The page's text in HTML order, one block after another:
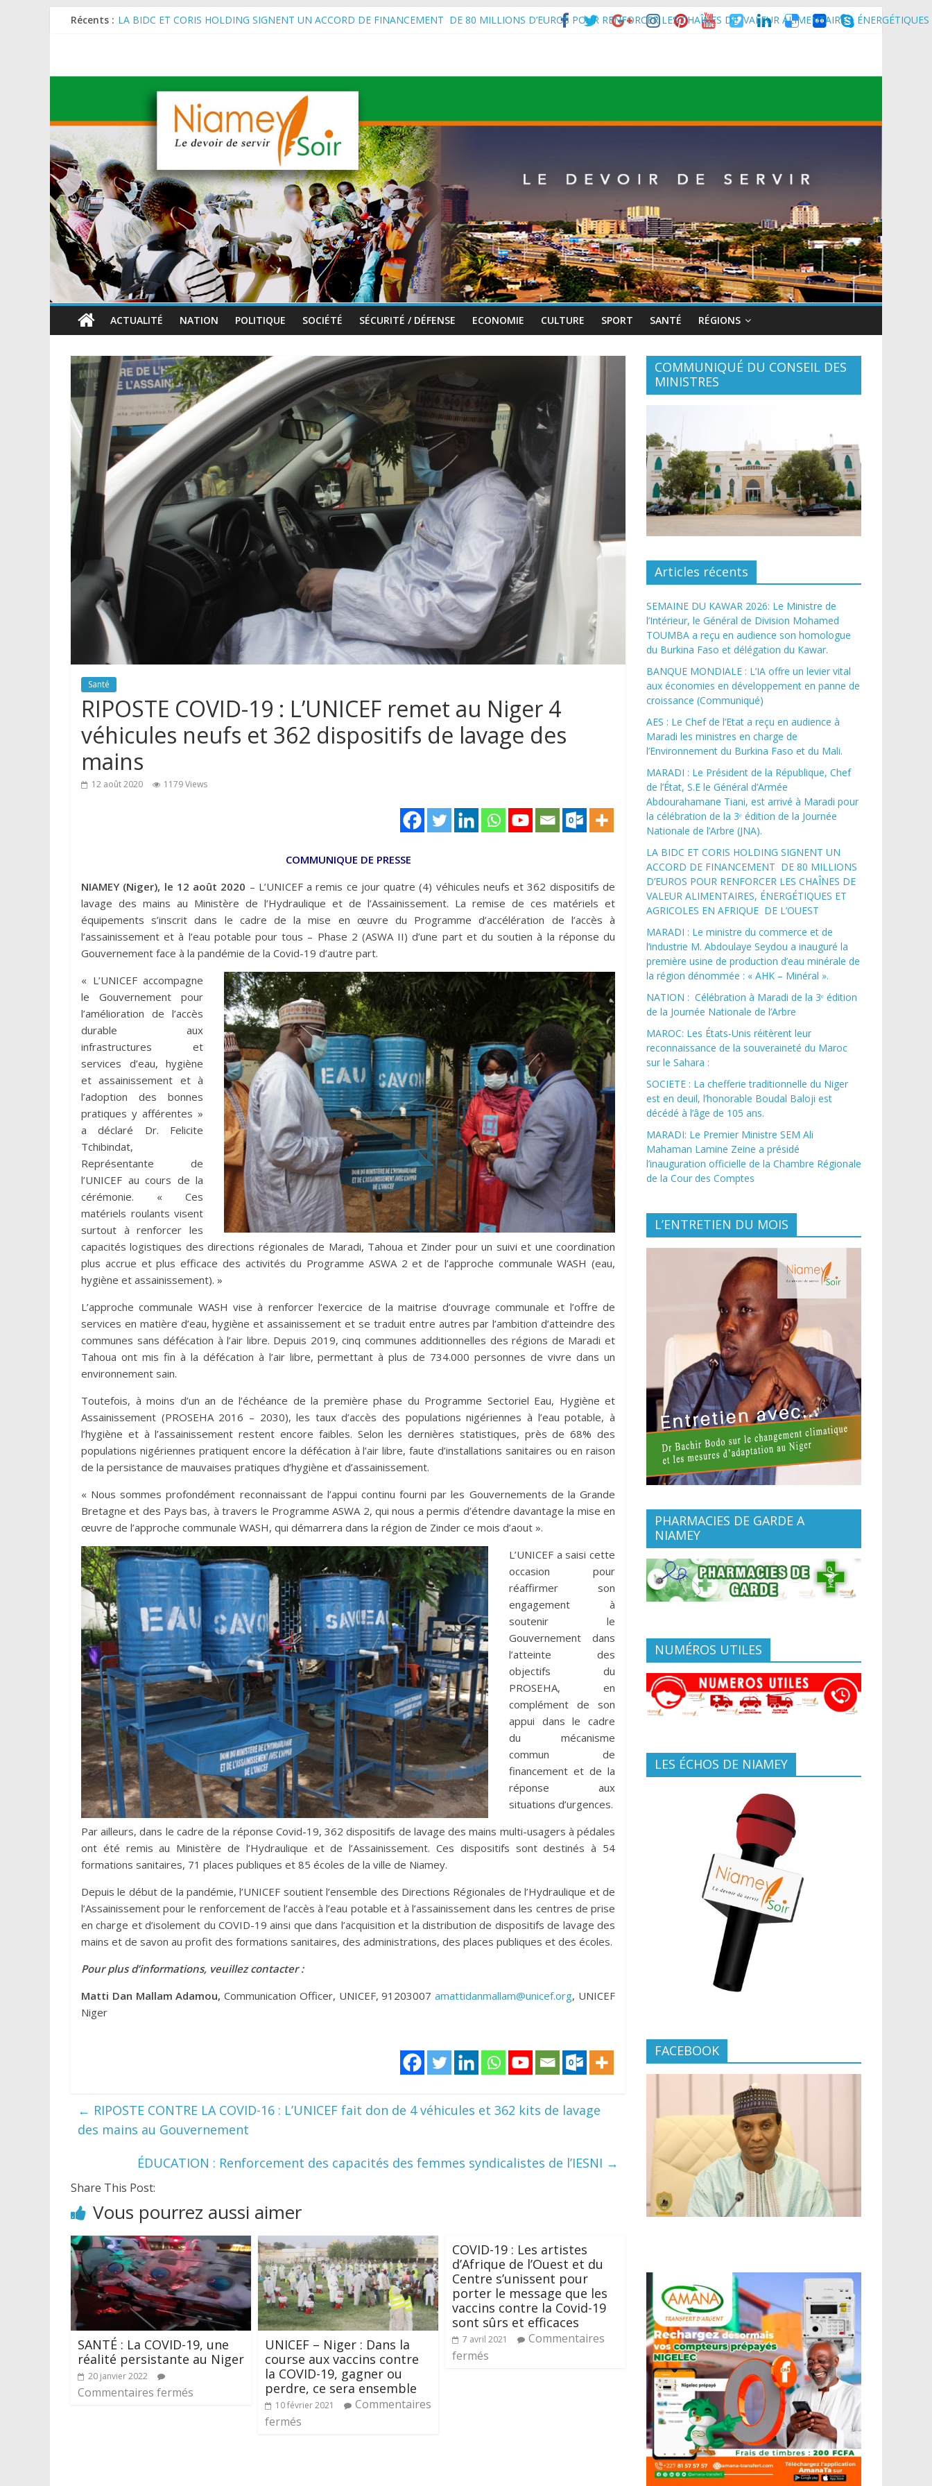
Récents : LA BIDC ET CORIS HOLDING SIGNENT UN ACCORD DE FINANCEMENT DE 80 MILLIONS D’EUROS POUR RENFORCER LES CHAÎNES DE VALEUR ALIMENTAIRES, ÉNERGÉTIQUES
AES : Le Chef de l’Etat a reçu en audience à Maradi les ministres en charge de l’Environnement du Burkina Faso et du Mali.
MARADI : Le Président de la République, Chef de l’État, S.E le Général d’Armée Abdourahamane Tiani, est arrivé à Maradi pour la célébration de la 3ᵉ édition de la Journée Nationale
de l’Arbre (JNA).
ACTUALITÉ NATION POLITIQUE SOCIÉTÉ SÉCURITÉ / DÉFENSE ECONOMIE CULTURE SPORT SANTÉ RÉGIONS
Santé
RIPOSTE COVID-19 : L’UNICEF remet au Niger 4
véhicules neufs et 362 dispositifs de lavage des
mains
12 août 2020 1179 Views
COMMUNIQUE DE PRESSE
NIAMEY (Niger), le 12 août 2020 – L’UNICEF a remis ce jour quatre (4) véhicules neufs et 362 dispositifs de
lavage des mains au Ministère de l’Hydraulique et de l’Assainissement. La remise de ces matériels et
équipements s’inscrit dans le cadre de la mise en œuvre du Programme d’accélération de l’accès à
l’assainissement et à l’eau potable pour tous – Phase 2 (ASWA II) d’une part et du soutien à la réponse du
Gouvernement face à la pandémie de la Covid-19 d’autre part.
« L’UNICEF accompagne
le Gouvernement pour
l’amélioration de l’accès
durable aux
infrastructures et
services d’eau, hygiène
et assainissement et à
l’adoption des bonnes
pratiques y afférentes »
a déclaré Dr. Felicite
Tchibindat,
Représentante de
l’UNICEF au cours de la
cérémonie. « Ces
matériels roulants visent
surtout à renforcer les
capacités logistiques des directions régionales de Maradi, Tahoua et Zinder pour un suivi et une coordination
plus accrue et plus efficace des activités du Programme ASWA 2 et de l’approche communale WASH (eau,
hygiène et assainissement). »
L’approche communale WASH vise à renforcer l’exercice de la maitrise d’ouvrage communale et l’offre de
services en matière d’eau, hygiène et assainissement et se traduit entre autres par l’ambition d’atteindre des
communes sans défécation à l’air libre. Depuis 2019, cinq communes additionnelles des régions de Maradi et
Tahoua ont mis fin à la défécation à l’air libre, permettant à plus de 734.000 personnes de vivre dans un
environnement sain.
Toutefois, à moins d’un an de l’échéance de la première phase du Programme Sectoriel Eau, Hygiène et
Assainissement (PROSEHA 2016 – 2030), les taux d’accès des populations nigériennes à l’eau potable, à
l’hygiène et à l’assainissement restent encore faibles. Selon les dernières statistiques, près de 68% des
populations nigériennes pratiquent encore la défécation à l’air libre, faute d’installations sanitaires ou en raison
de la persistance de mauvaises pratiques d’hygiène et d’assainissement.
« Nous sommes profondément reconnaissant de l’appui continu fourni par les Gouvernements de la Grande
Bretagne et des Pays bas, à travers le Programme ASWA 2, qui nous a permis d’étendre davantage la mise en
œuvre de l’approche communale WASH, qui démarrera dans la région de Zinder ce mois d’aout ».
L’UNICEF a saisi cette
occasion pour
réaffirmer son
engagement à
soutenir le
Gouvernement dans
l’atteinte des
objectifs du
PROSEHA, en
complément de son
appui dans le cadre
du mécanisme
commun de
financement et de la
réponse aux
situations d’urgences.
Par ailleurs, dans le cadre de la réponse Covid-19, 362 dispositifs de lavage des mains multi-usagers à pédales
ont été remis au Ministère de l’Hydraulique et de l’Assainissement. Ces dispositifs sont destinés à 54
formations sanitaires, 71 places publiques et 85 écoles de la ville de Niamey.
Depuis le début de la pandémie, l’UNICEF soutient l’ensemble des Directions Régionales de l’Hydraulique et de
l’Assainissement pour le renforcement de l’accès à l’eau potable et à l’assainissement dans les centres de prise
en charge et d’isolement du COVID-19 ainsi que dans l’acquisition et la distribution de dispositifs de lavage des
mains et de savon au profit des formations sanitaires, des administrations, des places publiques et des écoles.
Pour plus d’informations, veuillez contacter :
Matti Dan Mallam Adamou,Communication Officer, UNICEF, 91203007amattidanmallam@unicef.org, UNICEF
Niger
← RIPOSTE CONTRE LA COVID-16 : L’UNICEF fait don de 4 véhicules et 362 kits de lavage
des mains au Gouvernement
ÉDUCATION : Renforcement des capacités des femmes syndicalistes de l’IESNI →
Share This Post:
Vous pourrez aussi aimer
SANTÉ : La COVID-19, une
réalité persistante au Niger
20 janvier 2022
Commentaires fermés
UNICEF – Niger : Dans la
course aux vaccins contre
la COVID-19, gagner ou
perdre, ce sera ensemble
10 février 2021
Commentaires
fermés
COVID-19 : Les artistes
d’Afrique de l’Ouest et du
Centre s’unissent pour
porter le message que les
vaccins contre la Covid-19
sont sûrs et efficaces
7 avril 2021
Commentaires
fermés
COMMUNIQUÉ DU CONSEIL DES
MINISTRES
Articles récents
SEMAINE DU KAWAR 2026: Le Ministre de
l’Intérieur, le Général de Division Mohamed
TOUMBA a reçu en audience son homologue
du Burkina Faso et délégation du Kawar.
BANQUE MONDIALE : L’IA offre un levier vital
aux économies en développement en panne de
croissance (Communiqué)
AES : Le Chef de l’Etat a reçu en audience à
Maradi les ministres en charge de
l’Environnement du Burkina Faso et du Mali.
MARADI : Le Président de la République, Chef
de l’État, S.E le Général d’Armée
Abdourahamane Tiani, est arrivé à Maradi pour
la célébration de la 3ᵉ édition de la Journée
Nationale de l’Arbre (JNA).
LA BIDC ET CORIS HOLDING SIGNENT UN
ACCORD DE FINANCEMENT DE 80 MILLIONS
D’EUROS POUR RENFORCER LES CHAÎNES DE
VALEUR ALIMENTAIRES, ÉNERGÉTIQUES ET
AGRICOLES EN AFRIQUE DE L’OUEST
MARADI : Le ministre du commerce et de
l’industrie M. Abdoulaye Seydou a inauguré la
première usine de production d’eau minérale de
la région dénommée : « AHK – Minéral ».
NATION : Célébration à Maradi de la 3ᵉ édition
de la Journée Nationale de l’Arbre
MAROC: Les États-Unis réitèrent leur
reconnaissance de la souveraineté du Maroc
sur le Sahara :
SOCIETE : La chefferie traditionnelle du Niger
est en deuil, l’honorable Boudal Baloji est
décédé à l’âge de 105 ans.
MARADI: Le Premier Ministre SEM Ali
Mahaman Lamine Zeine a présidé
l’inauguration officielle de la Chambre Régionale
de la Cour des Comptes
L’ENTRETIEN DU MOIS
PHARMACIES DE GARDE A
NIAMEY
NUMÉROS UTILES
LES ÉCHOS DE NIAMEY
FACEBOOK